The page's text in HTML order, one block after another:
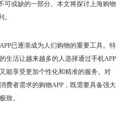
可或缺的一部分。本文将探讨上海购物
已逐渐成为人们购物的重要工具。特
生活让越来越多的人选择通过手机APP
能享受更加个性化和精准的服务。对
费者需求的购物APP，既需要具备强大
致。